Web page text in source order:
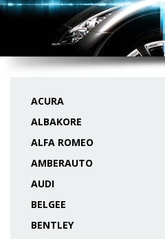
ACURA
ALBAKORE
ALFA ROMEO
AMBERAUTO
AUDI
BELGEE
BENTLEY